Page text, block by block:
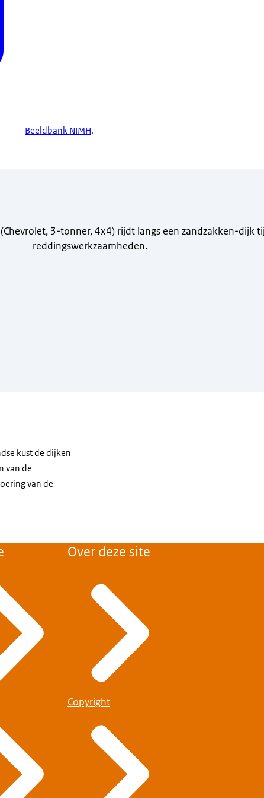
nog nooit
je
Beeldbank NIMH.
3-tonner, 4x4) rijdt langs een zandzakken-dijk
reddingswerkzaamheden.
kust de dijken
van de
van de
Over deze site
Copyright